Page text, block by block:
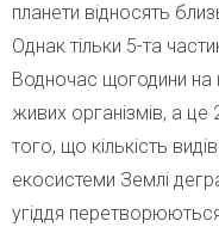
планети відносять
Однак тільки 5-та
Водночас щогодини на
живих організмів, а
того, що кількість
екосистеми Землі
угіддя